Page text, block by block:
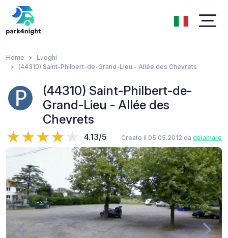
Home
Luoghi
(44310) Saint-Philbert-de-Grand-Lieu - Allée des Chevrets
(44310) Saint-Philbert-de-
Grand-Lieu - Allée des
Chevrets
4.13/5 Creato il 05.05.2012 da delamare